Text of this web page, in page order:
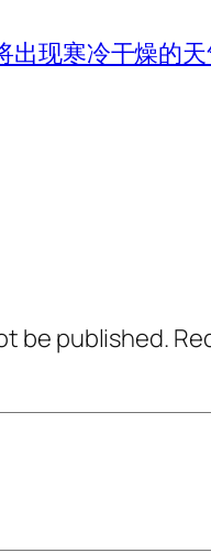
出现寒冷干燥的
be published.